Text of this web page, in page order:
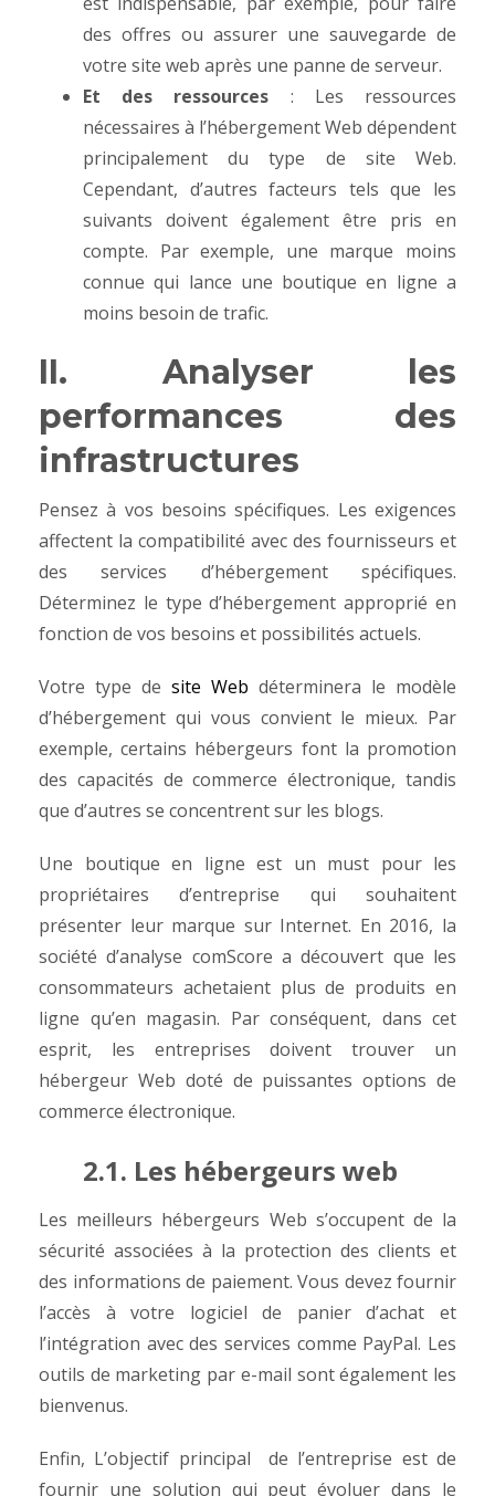
des offres ou assurer une sauvegarde de
votre site web après une panne de serveur.
Et des ressources : Les ressources
nécessaires à l’hébergement Web dépendent
principalement du type de site Web.
Cependant, d’autres facteurs tels que les
suivants doivent également être pris en
compte. Par exemple, une marque moins
connue qui lance une boutique en ligne a
moins besoin de trafic.
II. Analyser les
performances des
infrastructures
Pensez à vos besoins spécifiques. Les exigences
affectent la compatibilité avec des fournisseurs et
des services d’hébergement spécifiques.
Déterminez le type d’hébergement approprié en
fonction de vos besoins et possibilités actuels.
Votre type de site Web déterminera le modèle
d’hébergement qui vous convient le mieux. Par
exemple, certains hébergeurs font la promotion
des capacités de commerce électronique, tandis
que d’autres se concentrent sur les blogs.
Une boutique en ligne est un must pour les
propriétaires d’entreprise qui souhaitent
présenter leur marque sur Internet. En 2016, la
société d’analyse comScore a découvert que les
consommateurs achetaient plus de produits en
ligne qu’en magasin. Par conséquent, dans cet
esprit, les entreprises doivent trouver un
hébergeur Web doté de puissantes options de
commerce électronique.
2.1. Les hébergeurs web
Les meilleurs hébergeurs Web s’occupent de la
sécurité associées à la protection des clients et
des informations de paiement. Vous devez fournir
l’accès à votre logiciel de panier d’achat et
l’intégration avec des services comme PayPal. Les
outils de marketing par e-mail sont également les
bienvenus.
Enfin, L’objectif principal de l’entreprise est de
fournir une solution qui peut évoluer dans le